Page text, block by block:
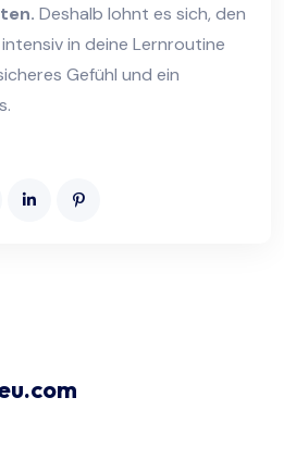
Deshalb lohnt es sich, den
in deine Lernroutine
Gefühl und ein